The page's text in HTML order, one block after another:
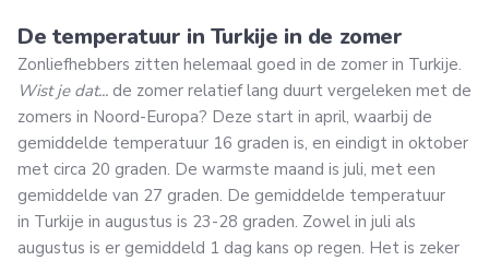
De temperatuur in Turkije in de zomer
Zonliefhebbers zitten helemaal goed in de zomer in Turkije.
Wist je dat... de zomer relatief lang duurt vergeleken met de
zomers in Noord-Europa? Deze start in april, waarbij de
gemiddelde temperatuur 16 graden is, en eindigt in oktober
met circa 20 graden. De warmste maand is juli, met een
gemiddelde van 27 graden. De gemiddelde temperatuur
in Turkije in augustus is 23-28 graden. Zowel in juli als
augustus is er gemiddeld 1 dag kans op regen. Het is zeker